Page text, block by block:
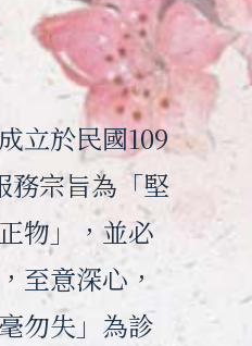
立於民國109
務宗旨為「堅
物」，並必
至意深心，
勿失」為診